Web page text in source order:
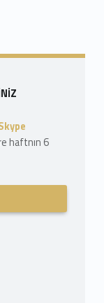
haftnın 6